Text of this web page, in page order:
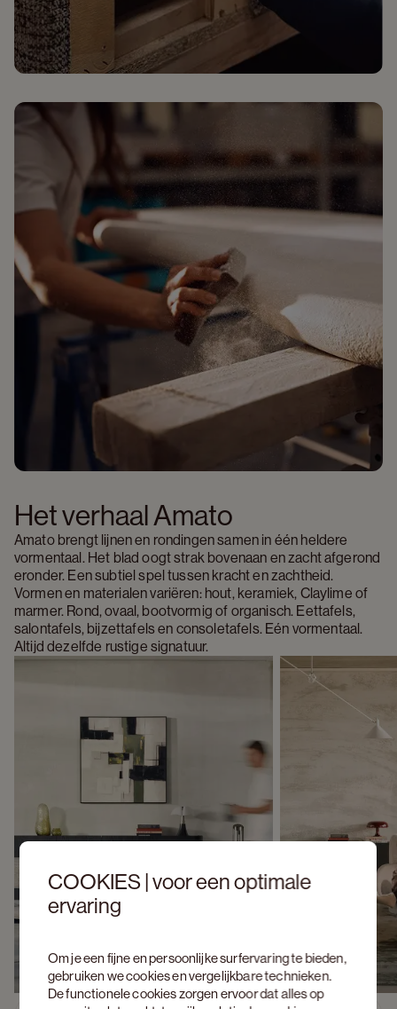
COOKIES | voor een optimale
ervaring
Om je een fijne en persoonlijke surfervaring te bieden,
gebruiken we cookies en vergelijkbare technieken.
De functionele cookies zorgen ervoor dat alles op
Het verhaal Amato
Amato brengt lijnen en rondingen samen in één heldere
vormentaal. Het blad oogt strak bovenaan en zacht afgerond
eronder. Een subtiel spel tussen kracht en zachtheid.
Vormen en materialen variëren: hout, keramiek, Claylime of
marmer. Rond, ovaal, bootvormig of organisch. Eettafels,
salontafels, bijzettafels en consoletafels. Eén vormentaal.
Altijd dezelfde rustige signatuur.